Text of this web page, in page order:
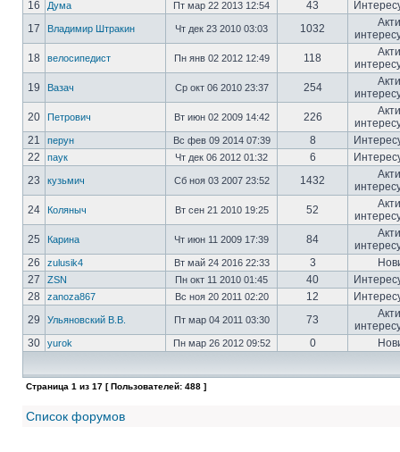
16
Дума Пт мар 22 2013 12:54 43
17
Владимир Штракин Чт дек 23 2010 03:03 1032
18
велосипедист Пн янв 02 2012 12:49 118
19
Вазач Ср окт 06 2010 23:37 254
20
Петрович Вт июн 02 2009 14:42 226
21
перун Вс фев 09 2014 07:39 8
22
паук Чт дек 06 2012 01:32 6
23
кузьмич Сб ноя 03 2007 23:52 1432
24
Коляныч Вт сен 21 2010 19:25 52
25
Карина Чт июн 11 2009 17:39 84
26
zulusik4 Вт май 24 2016 22:33 3
27
ZSN Пн окт 11 2010 01:45 40
28
zanoza867 Вс ноя 20 2011 02:20 12
29
Ульяновский В.В. Пт мар 04 2011 03:30 73
30
yurok Пн мар 26 2012 09:52 0
Страница 1 из 17 [ Пользователей: 488 ]
Список форумов